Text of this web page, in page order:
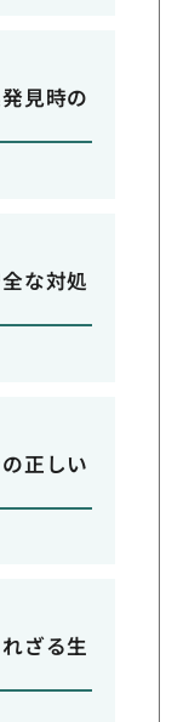
見時の
な対処
正しい
ざる生